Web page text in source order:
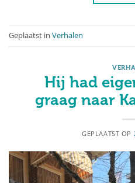
Geplaatst in Verhalen
Hij had
graag naar
GEPLAATST OP